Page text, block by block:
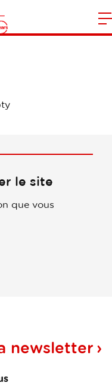
le site
que vous
newsletter